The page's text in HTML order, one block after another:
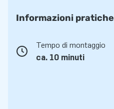
Informazioni pratiche
Tempo di montaggio
ca. 10 minuti